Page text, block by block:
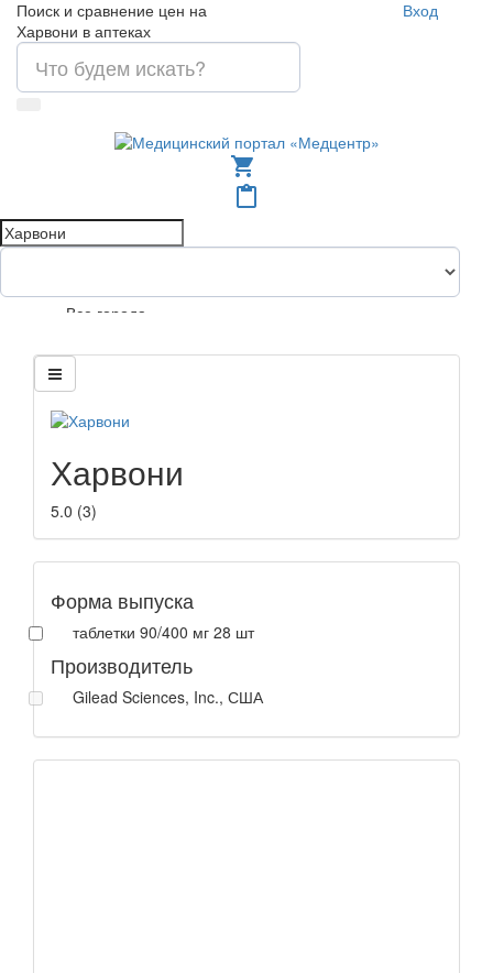
Поиск и сравнение цен на
Харвони в аптеках
Вход
shopping_cart
content_paste
Все города
Харвони
5.0 (3)
Форма выпуска
таблетки 90/400 мг 28 шт
Производитель
Gilead Sciences, Inc., США